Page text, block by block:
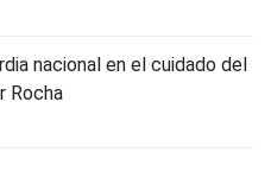
nacional en el cuidado del
Rocha